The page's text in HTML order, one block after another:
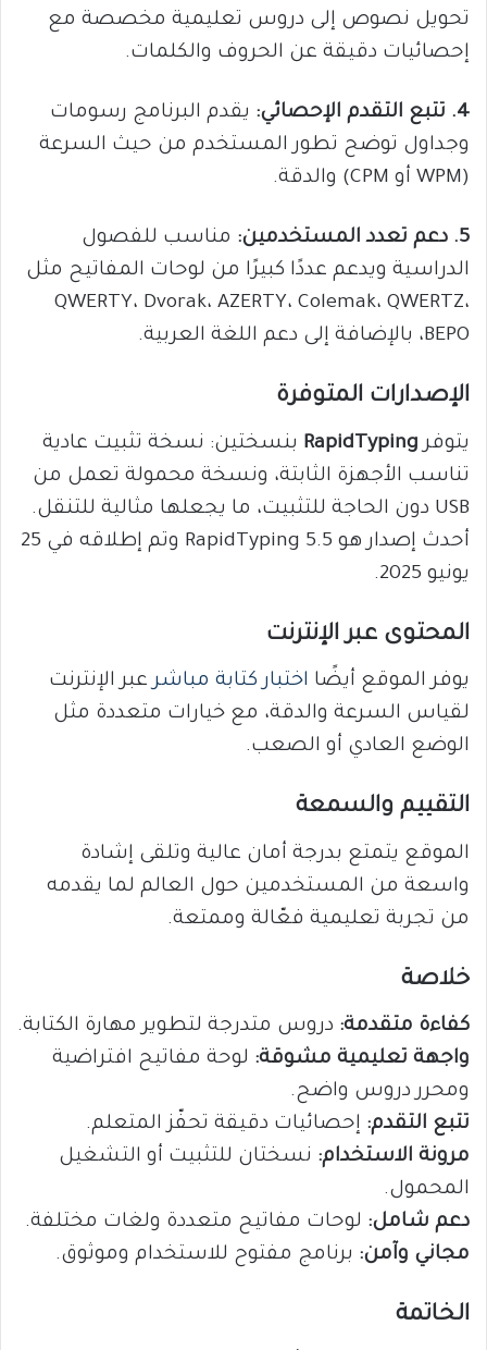
تحويل نصوص إلى دروس تعليمية مخصصة مع
إحصائيات دقيقة عن الحروف والكلمات.
4. تتبع التقدم الإحصائي:
يقدم البرنامج رسومات
وجداول توضح تطور المستخدم من حيث السرعة
(WPM أو CPM) والدقة.
5. دعم تعدد المستخدمين:
مناسب للفصول
الدراسية ويدعم عددًا كبيرًا من لوحات المفاتيح مثل
QWERTY، Dvorak، AZERTY، Colemak، QWERTZ،
BEPO، بالإضافة إلى دعم اللغة العربية.
الإصدارات المتوفرة
يتوفر RapidTyping بنسختين: نسخة تثبيت عادية
تناسب الأجهزة الثابتة، ونسخة محمولة تعمل من
USB دون الحاجة للتثبيت، ما يجعلها مثالية للتنقل.
أحدث إصدار هو RapidTyping 5.5 وتم إطلاقه في 25
يونيو 2025.
المحتوى عبر الإنترنت
يوفر الموقع أيضًا اختبار كتابة مباشرعبر الإنترنت
لقياس السرعة والدقة، مع خيارات متعددة مثل
الوضع العادي أو الصعب.
التقييم والسمعة
الموقع يتمتع بدرجة أمان عالية وتلقى إشادة
واسعة من المستخدمين حول العالم لما يقدمه
من تجربة تعليمية فعّالة وممتعة.
خلاصة
كفاءة متقدمة: دروس متدرجة لتطوير مهارة الكتابة.
واجهة تعليمية مشوقة: لوحة مفاتيح افتراضية
ومحرر دروس واضح.
تتبع التقدم: إحصائيات دقيقة تحفّز المتعلم.
مرونة الاستخدام: نسختان للتثبيت أو التشغيل
المحمول.
دعم شامل: لوحات مفاتيح متعددة ولغات مختلفة.
مجاني وآمن: برنامج مفتوح للاستخدام وموثوق.
الخاتمة